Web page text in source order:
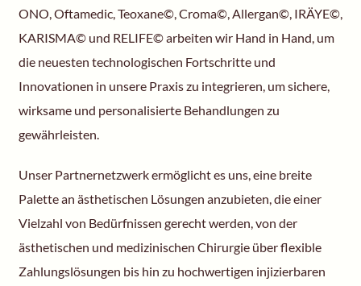
ONO, Oftamedic, Teoxane©, Croma©, Allergan©, IRÄYE©,
KARISMA© und RELIFE© arbeiten wir Hand in Hand, um
die neuesten technologischen Fortschritte und
Innovationen in unsere Praxis zu integrieren, um sichere,
wirksame und personalisierte Behandlungen zu
gewährleisten.
Unser Partnernetzwerk ermöglicht es uns, eine breite
Palette an ästhetischen Lösungen anzubieten, die einer
Vielzahl von Bedürfnissen gerecht werden, von der
ästhetischen und medizinischen Chirurgie über flexible
Zahlungslösungen bis hin zu hochwertigen injizierbaren